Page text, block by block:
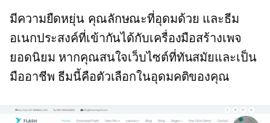
มีความยืดหยุ่น คุณลักษณะที่อุดมด้วย และธีม
อเนกประสงค์ที่เข้ากันได้กับเครื่องมือสร้างเพจ
ยอดนิยม หากคุณสนใจเว็บไซต์ที่ทันสมัยและเป็น
มืออาชีพ ธีมนี้คือตัวเลือกในอุดมคติของคุณ